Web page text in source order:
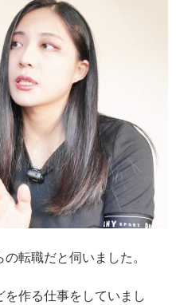
転職だと伺いました。
作る仕事をしていまし